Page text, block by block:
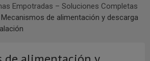
Empotradas – Soluciones Completas
Mecanismos de alimentación y descarga